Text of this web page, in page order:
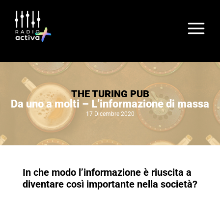
THE TURING PUB
Da uno a molti – L’informazione di massa
17 Dicembre 2020
In che modo l’informazione è riuscita a
diventare così importante nella società?